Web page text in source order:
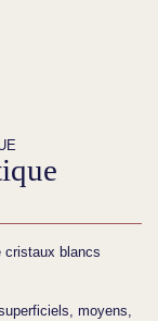
cristaux blancs
moyens,